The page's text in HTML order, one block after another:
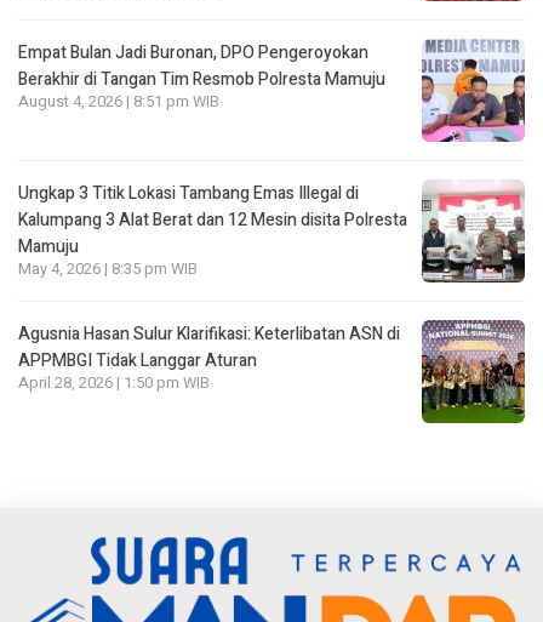
Empat Bulan Jadi Buronan, DPO Pengeroyokan
Berakhir di Tangan Tim Resmob Polresta Mamuju
August 4, 2026 | 8:51 pm WIB
Ungkap 3 Titik Lokasi Tambang Emas Illegal di
Kalumpang 3 Alat Berat dan 12 Mesin disita Polresta
Mamuju
May 4, 2026 | 8:35 pm WIB
Agusnia Hasan Sulur Klarifikasi: Keterlibatan ASN di
APPMBGI Tidak Langgar Aturan
April 28, 2026 | 1:50 pm WIB